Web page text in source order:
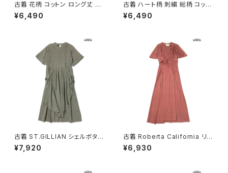
古着 花柄 コットン ロング丈 半
袖 ワンピース ベージュ (oa26
07070)
¥6,490
古着 ハート柄 刺繍 総柄 コット
ン ロング丈 半袖 ワンピース ピ
ンク (otu2605084)
¥6,490
古着 ST.GILLIAN シェルボタン
ストライプ柄 コットン ロング丈
半袖 ワンピース グレー カーキ
¥7,920
古着 Roberta California リボ
ン 無地 ロング丈 半袖 ワンピー
ス ピンク (otu2604148)
¥6,930